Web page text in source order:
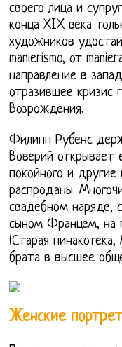
своего лица и
конца XIX века
художников
manierismo, от
направление в
отразившее кризис
Возрождения.
Филипп Рубенс
Воверий открывает
покойного и другие
распроданы.
свадебном наряде,
сыном Францем, на
(Старая
брата в высшее
Женские